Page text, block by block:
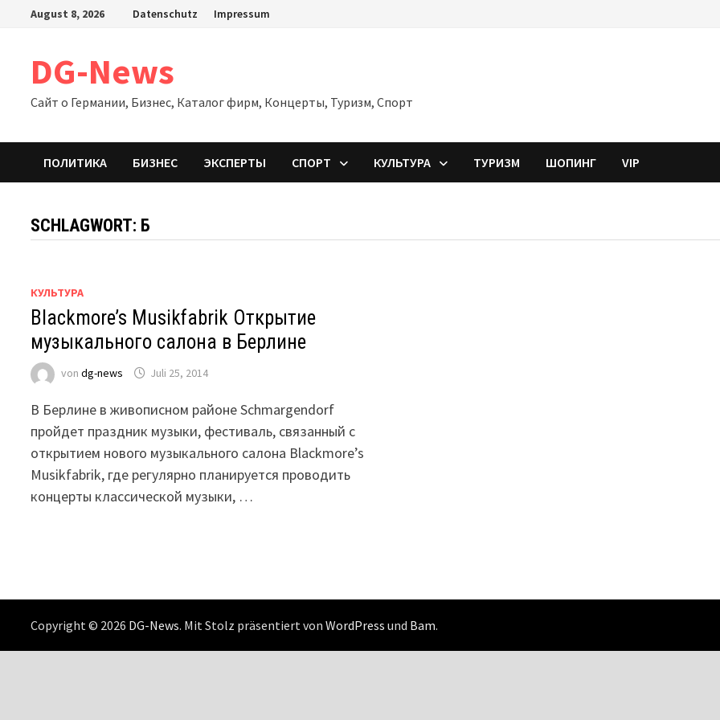
August 8, 2026 Datenschutz Impressum
DG-News
Сайт о Германии, Бизнес, Каталог фирм, Концерты, Туризм, Спорт
ПОЛИТИКА БИЗНЕС ЭКСПЕРТЫ СПОРТ КУЛЬТУРА ТУРИЗМ ШОПИНГ VIP
SCHLAGWORT: Б
КУЛЬТУРА
Blackmore’s Musikfabrik Открытие
музыкального салона в Берлине
vondg-news Juli 25, 2014
В Берлинe в живописном районе Schmargendorf
пройдет праздник музыки, фестиваль, связанный с
открытием нового музыкального салона Blackmore’s
Musikfabrik, где регулярно планируется проводить
концерты классической музыки, …
Copyright © 2026 DG-News. Mit Stolz präsentiert vonWordPress und Bam.